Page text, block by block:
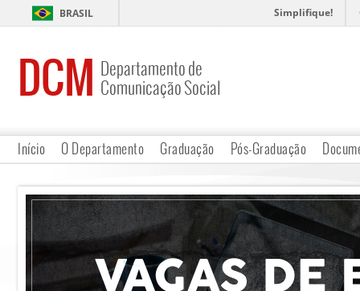
BRASIL Simplifique!
DCM Departamento de
Comunicação Social
Início O Departamento Graduação Pós-Graduação